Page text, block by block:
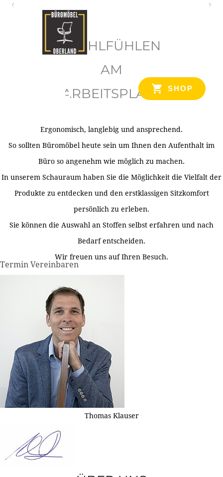
SHOP
WOHLFÜHLEN
AM
ARBEITSPLATZ
Ergonomisch, langlebig und ansprechend.
So sollten Büromöbel heute sein um Ihnen den Aufenthalt im
Büro so angenehm wie möglich zu machen.
In unserem Schauraum haben Sie die Möglichkeit die Vielfalt der
Produkte zu entdecken und den erstklassigen Sitzkomfort
persönlich zu erleben.
Sie können die Auswahl an Stoffen selbst erfahren und nach
Bedarf entscheiden.
Wir freuen uns auf Ihren Besuch.
Termin Vereinbaren
Thomas Klauser